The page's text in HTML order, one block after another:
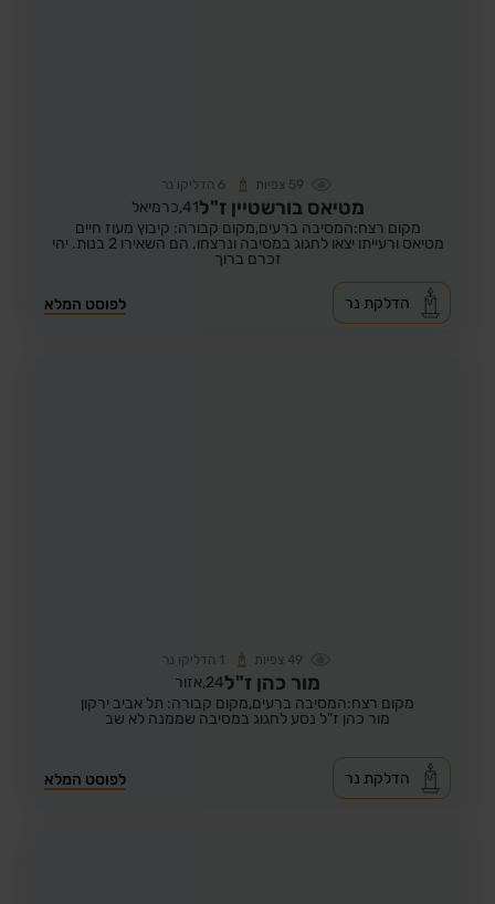
59 צפיות 6 הדליקו נר
מטיאס בורשטיין ז"ל41, כרמיאל
מקום רצח:המסיבה ברעים,מקום קבורה: קיבוץ מעוז חיים
מטיאס ורעייתו יצאו לחגוג במסיבה ונרצחו. הם השאירו 2 בנות. יהי
זכרם ברוך
לפוסט המלא הדלקת נר
49 צפיות 1 הדליקו נר
מור כהן ז"ל24, אזור
מקום רצח:המסיבה ברעים,מקום קבורה: תל אביב ירקון
מור כהן ז"ל נסע לחגוג במסיבה שממנה לא שב
לפוסט המלא הדלקת נר